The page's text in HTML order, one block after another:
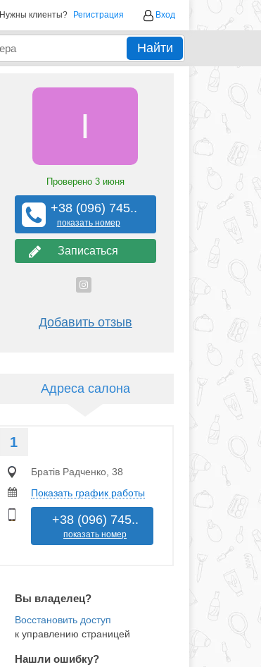
Нужны клиенты? Регистрация Вход
Найти
І
Проверено 3 июня
+38 (096) 745..
показать номер
Записаться
Добавить отзыв
Адреса салона
1
Братів Радченко, 38
Показать график работы
+38 (096) 745..
показать номер
Вы владелец?
к управлению страницей
Нашли ошибку?